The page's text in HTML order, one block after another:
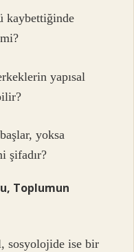
kaybettiğinde
yapısal
yoksa
şifadır?
Toplumun
sosyolojide ise bir